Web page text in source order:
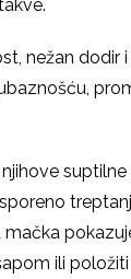
nežan dodir
ili